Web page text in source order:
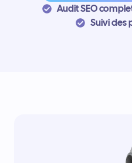
Audit SEO
Suivi des